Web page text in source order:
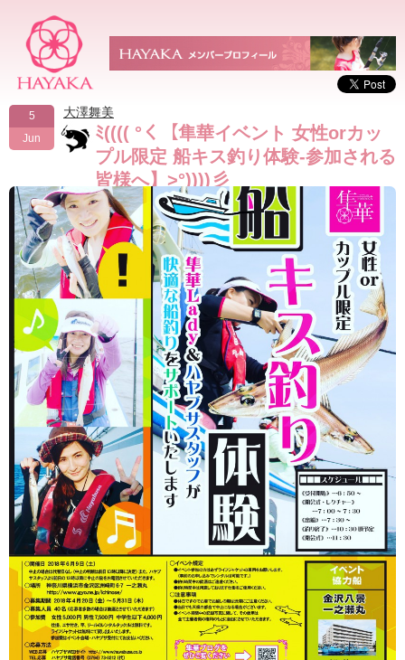
5
Jun
大澤舞美
ﾐ(((( °く【隼華イベント 女性orカッ
プル限定 船キス釣り体験-参加される
皆様へ】>°))))彡